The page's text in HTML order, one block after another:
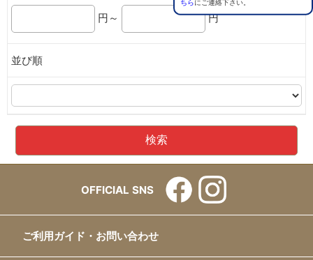
円～ 円
並び順
OFFICIAL SNS
ご利用ガイド・お問い合わせ